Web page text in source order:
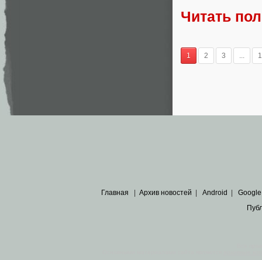
Читать
1 2 3
Главная | Архив новостей | Android | Google